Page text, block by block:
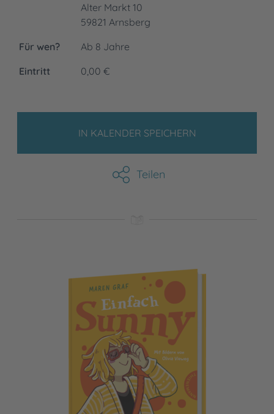
Alter Markt 10
59821 Arnsberg
Für wen?
Ab 8 Jahre
Eintritt
0,00 €
IN KALENDER SPEICHERN
Teilen